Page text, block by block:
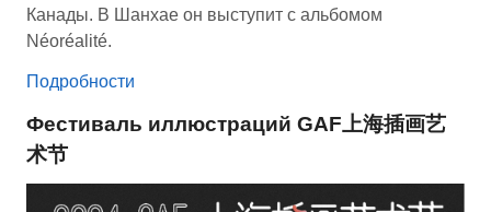
Канады. В Шанхае он выступит с альбомом
Néoréalité.
Подробности
Фестиваль иллюстраций GAF上海插画艺
术节